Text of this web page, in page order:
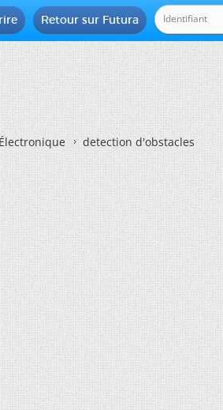
Retour sur Futura
Électronique detection d'obstacles